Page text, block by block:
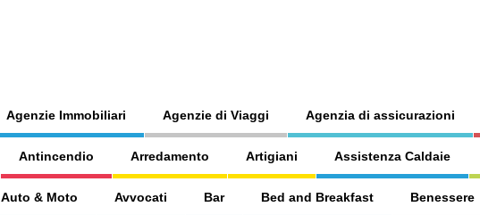
Agenzie Immobiliari Agenzie di Viaggi Agenzia di assicurazioni
Antincendio Arredamento Artigiani Assistenza Caldaie
Auto & Moto Avvocati Bar Bed and Breakfast Benessere